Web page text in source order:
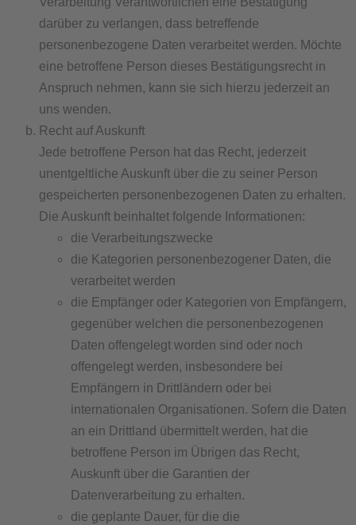
darüber zu verlangen, dass betreffende
personenbezogene Daten verarbeitet werden. Möchte
eine betroffene Person dieses Bestätigungsrecht in
Anspruch nehmen, kann sie sich hierzu jederzeit an
uns wenden.
Recht auf Auskunft
Jede betroffene Person hat das Recht, jederzeit
unentgeltliche Auskunft über die zu seiner Person
gespeicherten personenbezogenen Daten zu erhalten.
Die Auskunft beinhaltet folgende Informationen:
die Verarbeitungszwecke
die Kategorien personenbezogener Daten, die
verarbeitet werden
die Empfänger oder Kategorien von Empfängern,
gegenüber welchen die personenbezogenen
Daten offengelegt worden sind oder noch
offengelegt werden, insbesondere bei
Empfängern in Drittländern oder bei
internationalen Organisationen. Sofern die Daten
an ein Drittland übermittelt werden, hat die
betroffene Person im Übrigen das Recht,
Auskunft über die Garantien der
Datenverarbeitung zu erhalten.
die geplante Dauer, für die die